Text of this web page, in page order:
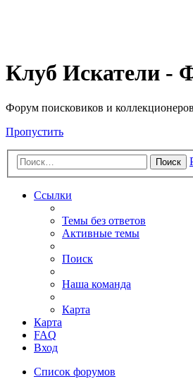
Клуб Искатели -
Форум поисковиков и
Пропустить
Поиск
Ссылки
Темы без ответов
Активные темы
Поиск
Наша команда
Карта
Карта
FAQ
Вход
Список форумов